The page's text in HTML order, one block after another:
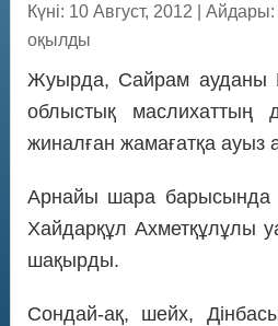
Күні: 10 Август, 2012 | Айдары:
оқылды
Жуырда, Сайрам ауданы
облыстық маслихаттың
жиналған жамағатқа ауыз
Арнайы шара барысында
Хайдарқұл Ахметқұлұлы
шақырды.
Сондай-ақ, шейх,